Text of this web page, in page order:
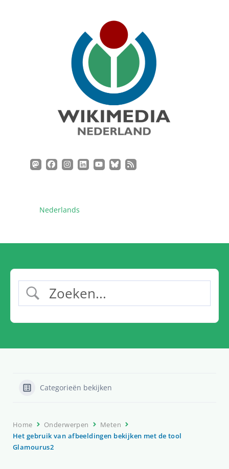
Nederlands
Categorieën bekijken
Home Onderwerpen
Meten
Het gebruik van afbeeldingen bekijken met de tool
Glamourus2